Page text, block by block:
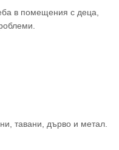
в помещения с деца,
тавани, дърво и метал.
EASYCLEAN KITCHEN